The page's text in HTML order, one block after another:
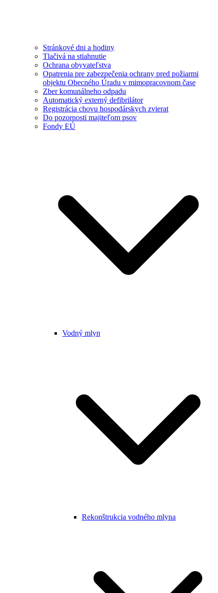
Stránkové dni a hodiny
Tlačivá na stiahnutie
Ochrana obyvateľstva
Opatrenia pre zabezpečenia ochrany pred požiarmi
objektu Obecného Úradu v mimopracovnom čase
Zber komunálneho odpadu
Automatický externý defibrilátor
Registrácia chovu hospodárskych zvierat
Do pozornosti majiteľom psov
Fondy EÚ
Vodný mlyn
Rekonštrukcia vodného mlyna